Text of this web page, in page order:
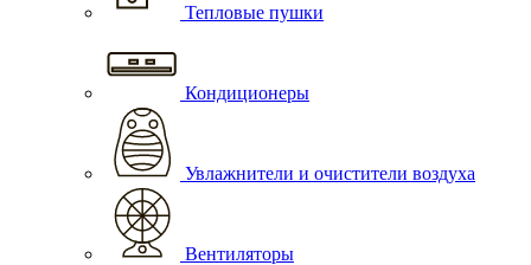
Тепловые пушки
Кондиционеры
Увлажнители и очистители воздуха
Вентиляторы